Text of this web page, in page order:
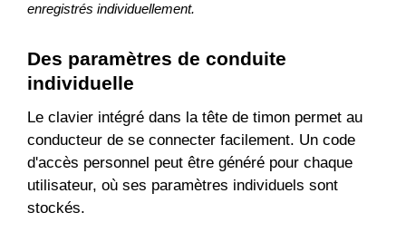
enregistrés individuellement.
Des paramètres de conduite
individuelle
Le clavier intégré dans la tête de timon permet au
conducteur de se connecter facilement. Un code
d'accès personnel peut être généré pour chaque
utilisateur, où ses paramètres individuels sont
stockés.